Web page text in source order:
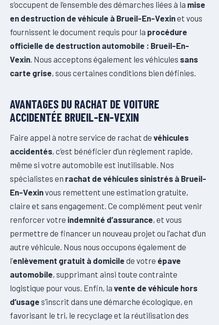
s’occupent de l’ensemble des démarches liées à la mise
en destruction de véhicule à Brueil-En-Vexinet vous
fournissent le document requis pour la procédure
officielle de destruction automobile : Brueil-En-
Vexin . Nous acceptons également les véhicules sans
carte grise, sous certaines conditions bien définies.
AVANTAGES DU RACHAT DE VOITURE
ACCIDENTÉE BRUEIL-EN-VEXIN
Faire appel à notre service de rachat de véhicules
accidentés, c’est bénéficier d’un règlement rapide,
même si votre automobile est inutilisable. Nos
spécialistes en rachat de véhicules sinistrés à Brueil-
En-Vexinvous remettent une estimation gratuite,
claire et sans engagement. Ce complément peut venir
renforcer votre indemnité d’assurance, et vous
permettre de financer un nouveau projet ou l’achat d’un
autre véhicule. Nous nous occupons également de
l’enlèvement gratuit à domicile de votre épave
automobile, supprimant ainsi toute contrainte
logistique pour vous. Enfin, la vente de véhicule hors
d’usage s’inscrit dans une démarche écologique, en
favorisant le tri, le recyclage et la réutilisation des